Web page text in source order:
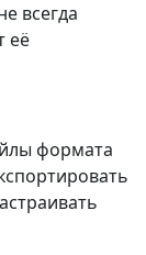
всегда
её
формата